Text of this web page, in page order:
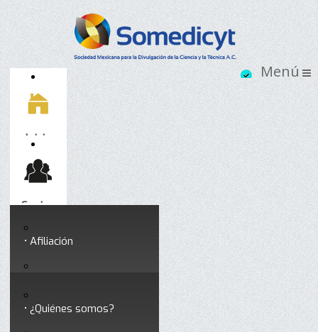
Inicio
Socios
Afiliación
Testimonios
Somedicyt
¿Quiénes somos?